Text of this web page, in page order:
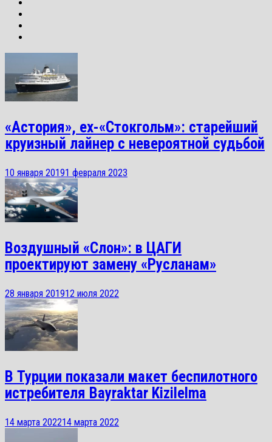
«Астория», ex-«Стокгольм»: старейший
круизный лайнер с невероятной судьбой
10 января 20191 февраля 2023
Воздушный «Слон»: в ЦАГИ
проектируют замену «Русланам»
28 января 201912 июля 2022
В Турции показали макет беспилотного
истребителя Bayraktar Kizilelma
14 марта 202214 марта 2022